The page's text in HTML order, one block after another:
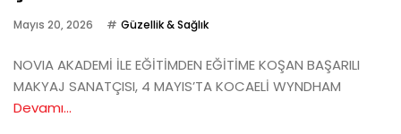
Mayıs 20, 2026 Güzellik & Sağlık
NOVIA AKADEMİ İLE EĞİTİMDEN EĞİTİME KOŞAN BAŞARILI
MAKYAJ SANATÇISI, 4 MAYIS’TA KOCAELİ WYNDHAM
Devamı...